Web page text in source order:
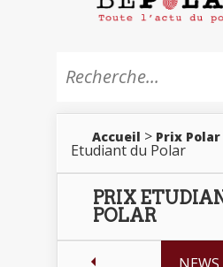
Accueil > Prix
Etudiant du Polar
PRIX
POLAR